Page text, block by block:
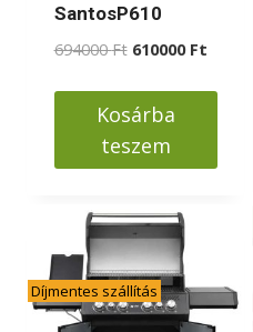
SantosP610
694000Ft Original
was:
694000 Ft.
610000 FtCurrent
is:
Kosárba
teszem
Díjmentes szállítás